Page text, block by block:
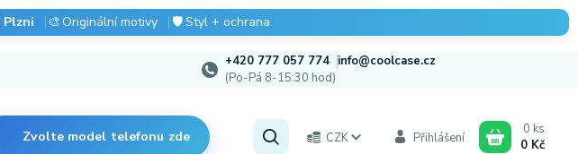
Plzni 🎨Originální motivy 🛡️Styl + ochrana
+420 777 057 774 info@coolcase.cz
(Po-Pá 8-15:30 hod)
Zvolte model telefonu zde CZK Přihlášení
0 ks
0 Kč